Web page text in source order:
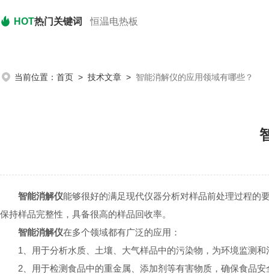
HOT热门关键词 恒温电热板
当前位置： 首页 > 技术文章 > 智能消解仪的应用领域有哪些？
智能消解仪能够很好的满足现代仪器分析对样品前处理过程的
保持样品完整性，具备很高的样品回收率。
智能消解仪在多个领域都有广泛的应用：
1、用于分析水质、土壤、大气样品中的污染物，为环境监测和
2、用于检测食品中的重金属、添加剂等有害物质，确保食品安